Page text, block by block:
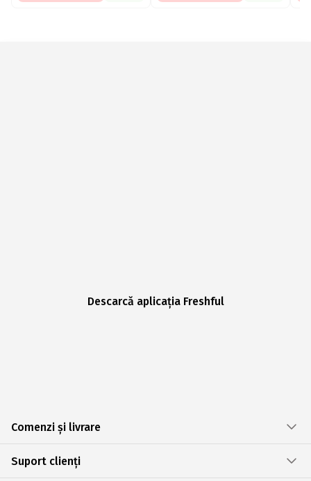
Descarcă aplicația Freshful
Comenzi și livrare
Suport clienți